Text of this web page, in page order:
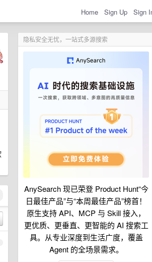
Home Sign Up Sign
隐私安全无忧，一站式多源搜索
AnySearch 现已荣登 Product Hunt“今
日最佳产品”与“本周最佳产品”榜首！
原生支持 API、MCP 与 Skill 接入，
更优质、更垂直、更智能的 AI 搜索工
具。从专业深度到生活广度，覆盖
Agent 的全场景需求。